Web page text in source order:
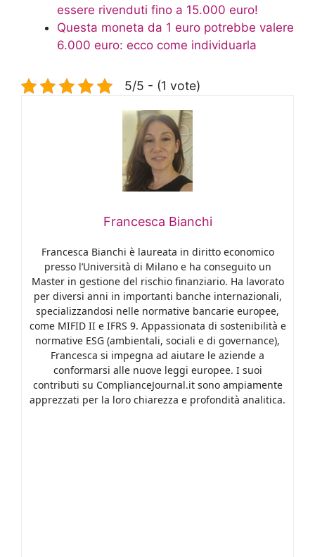
essere rivenduti fino a 15.000 euro!
Questa moneta da 1 euro potrebbe valere
6.000 euro: ecco come individuarla
5/5 - (1 vote)
Francesca Bianchi
Francesca Bianchi è laureata in diritto economico
presso l’Università di Milano e ha conseguito un
Master in gestione del rischio finanziario. Ha lavorato
per diversi anni in importanti banche internazionali,
specializzandosi nelle normative bancarie europee,
come MIFID II e IFRS 9. Appassionata di sostenibilità e
normative ESG (ambientali, sociali e di governance),
Francesca si impegna ad aiutare le aziende a
conformarsi alle nuove leggi europee. I suoi
contributi su ComplianceJournal.it sono ampiamente
apprezzati per la loro chiarezza e profondità analitica.